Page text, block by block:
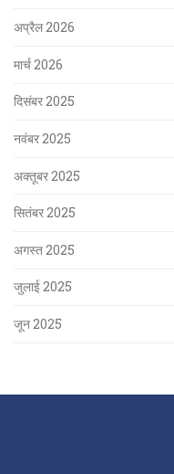
अप्रैल 2026
मार्च 2026
दिसंबर 2025
नवंबर 2025
अक्तूबर 2025
सितंबर 2025
अगस्त 2025
जुलाई 2025
जून 2025